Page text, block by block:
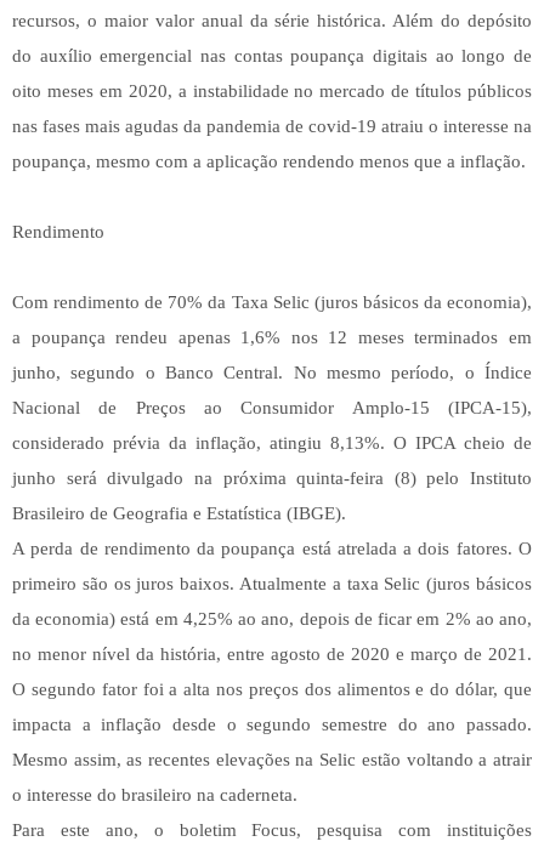
recursos, o maior valor anual da série histórica. Além do depósito
do auxílio emergencial nas contas poupança digitais ao longo de
oito meses em 2020, a instabilidade no mercado de títulos públicos
nas fases mais agudas da pandemia de covid-19 atraiu o interesse na
poupança, mesmo com a aplicação rendendo menos que a inflação.
Rendimento
Com rendimento de 70% da Taxa Selic (juros básicos da economia),
a poupança rendeu apenas 1,6% nos 12 meses terminados em
junho, segundo o Banco Central. No mesmo período, o Índice
Nacional de Preços ao Consumidor Amplo-15 (IPCA-15),
considerado prévia da inflação, atingiu 8,13%. O IPCA cheio de
junho será divulgado na próxima quinta-feira (8) pelo Instituto
Brasileiro de Geografia e Estatística (IBGE).
A perda de rendimento da poupança está atrelada a dois fatores. O
primeiro são os juros baixos. Atualmente a taxa Selic (juros básicos
da economia) está em 4,25% ao ano, depois de ficar em 2% ao ano,
no menor nível da história, entre agosto de 2020 e março de 2021.
O segundo fator foi a alta nos preços dos alimentos e do dólar, que
impacta a inflação desde o segundo semestre do ano passado.
Mesmo assim, as recentes elevações na Selic estão voltando a atrair
o interesse do brasileiro na caderneta.
Para este ano, o boletim Focus, pesquisa com instituições